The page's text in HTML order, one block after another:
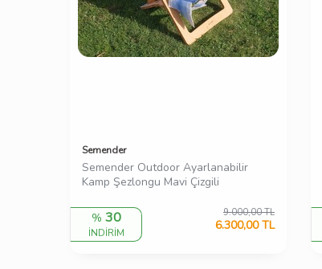
Semender
Semender Outdoor Ayarlanabilir
Kamp Şezlongu Mavi Çizgili
% 30
İNDİRİM
9.000,00TL
6.300,00TL